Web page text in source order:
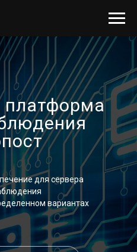
платформа
для сервера
вариантах